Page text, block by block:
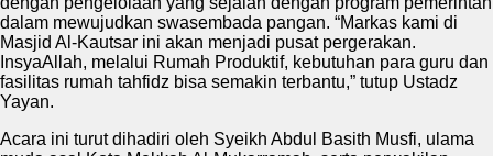
dalam mewujudkan swasembada pangan. “Markas kami di
Masjid Al-Kautsar ini akan menjadi pusat pergerakan.
InsyaAllah, melalui Rumah Produktif, kebutuhan para guru dan
fasilitas rumah tahfidz bisa semakin terbantu,” tutup Ustadz
Yayan.
Acara ini turut dihadiri oleh Syeikh Abdul Basith Musfi, ulama